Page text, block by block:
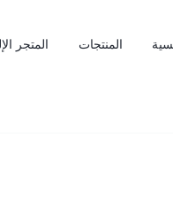
المنتجات المتجر